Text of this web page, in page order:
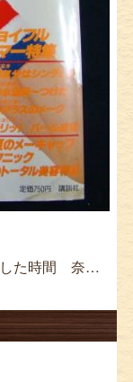
消滅した時間 奈良原一高 写真集 兵庫県宅配買取 ≫